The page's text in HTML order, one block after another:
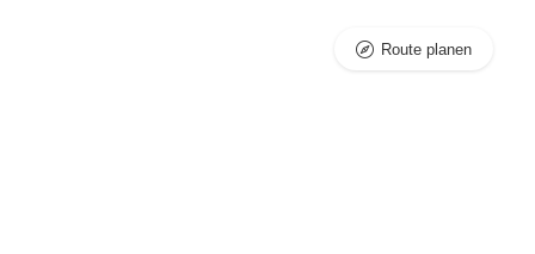
Route planen